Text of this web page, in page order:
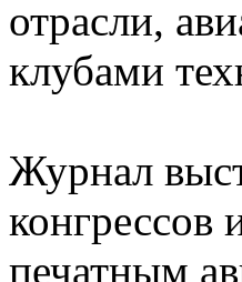
отрасли,
клубами
Журнал
печатным